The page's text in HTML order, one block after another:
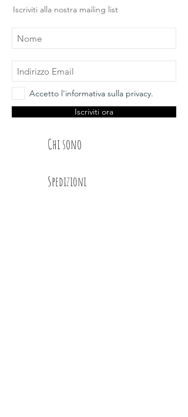
sempre a portata di mano tutti i nostri
timbri, come in un piccolo catalogo,
molto utile in fase di creazione, ma
Iscriviti alla nostra mailing list
Accetto l'informativa sulla privacy.
Iscriviti ora
Chi sono
Spedizioni